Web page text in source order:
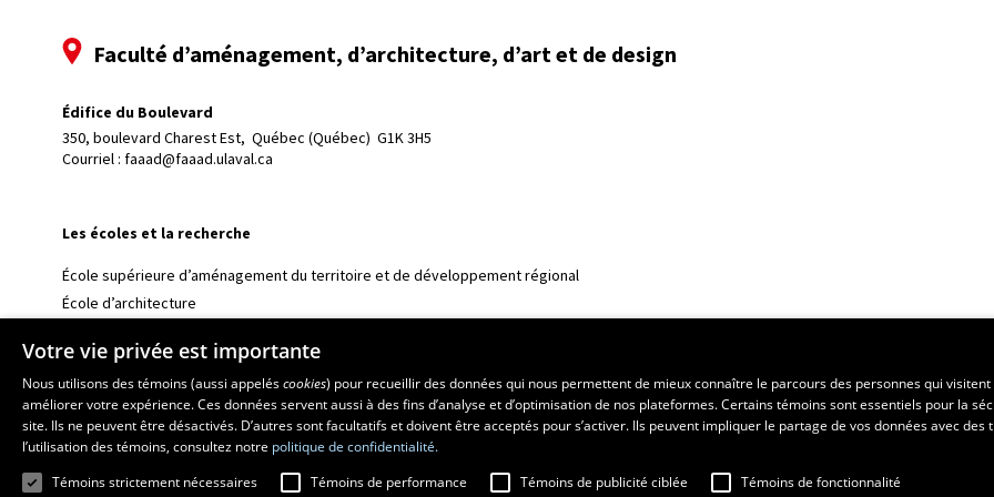
Faculté d’aménagement, d’architecture, d’art et de design
Édifice du Boulevard
350, boulevard Charest Est, Québec (Québec)  G1K 3H5
Courriel : faaad@faaad.ulaval.ca
Les écoles et la recherche
École supérieure d’aménagement du territoire et de développement régional
École d’architecture
École de design
Centre de recherche en aménagement et développement
Votre vie privée est importante
Nous utilisons des témoins (aussi appeléscookies) pour recueillir des données qui nous permettent de mieux connaître le parcours des personnes qui
améliorer votre expérience. Ces données servent aussi à des fins d’analyse et d’optimisation de nos plateformes. Certains témoins sont essentiels pour la
site. Ils ne peuvent être désactivés. D’autres sont facultatifs et doivent être acceptés pour s’activer. Ils peuvent impliquer le partage de vos données avec des
l’utilisation des témoins, consultez notre politique de confidentialité.
Témoins strictement nécessaires
Témoins de performance Témoins de publicité ciblée Témoins de fonctionnalité